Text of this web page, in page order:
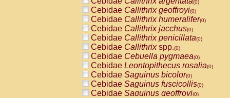
PitheciidaeCallicebusspp.(0)
PitheciidaeChiropotes satanas(0)
PitheciidaePithecia monachus
PitheciidaePithecia pithecia(0)
CercopithecidaeCercocebus agilis
CercopithecidaeCercocebus
CercopithecidaeCercocebus
CercopithecidaeCercocebus
CercopithecidaeCercocebus
CercopithecidaeCercocebushybrid
(0)
Cebidae Callithrix geoffroyi(0)
Cebidae Callithrix humeralifer(0)
Cebidae Callithrix jacchus(0)
Cebidae Callithrix penicillata(0)
Cebidae Callithrixspp.(0)
Cebidae Cebuella pygmaea(0)
Cebidae Leontopithecus rosalia(0)
Cebidae Saguinus bicolor(0)
Cebidae Saguinus fuscicollis(0)
Cebidae Saguinus geoffroyi(0)